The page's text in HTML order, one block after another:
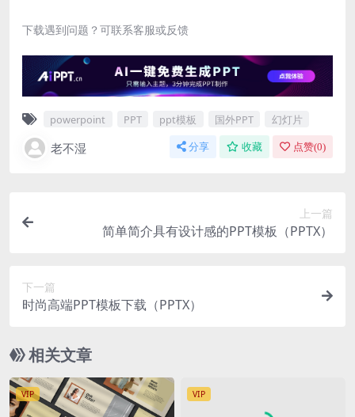
下载遇到问题？可联系客服或反馈
powerpoint PPT ppt模板 国外PPT 幻灯片
老不湿 分享 收藏 点赞(0)
上一篇
简单简介具有设计感的PPT模板（PPTX）
下一篇
时尚高端PPT模板下载（PPTX）
相关文章
VIP VIP